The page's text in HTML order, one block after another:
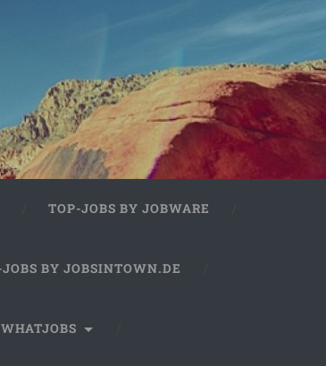
TOP-JOBS BY JOBWARE
BY JOBSINTOWN.DE